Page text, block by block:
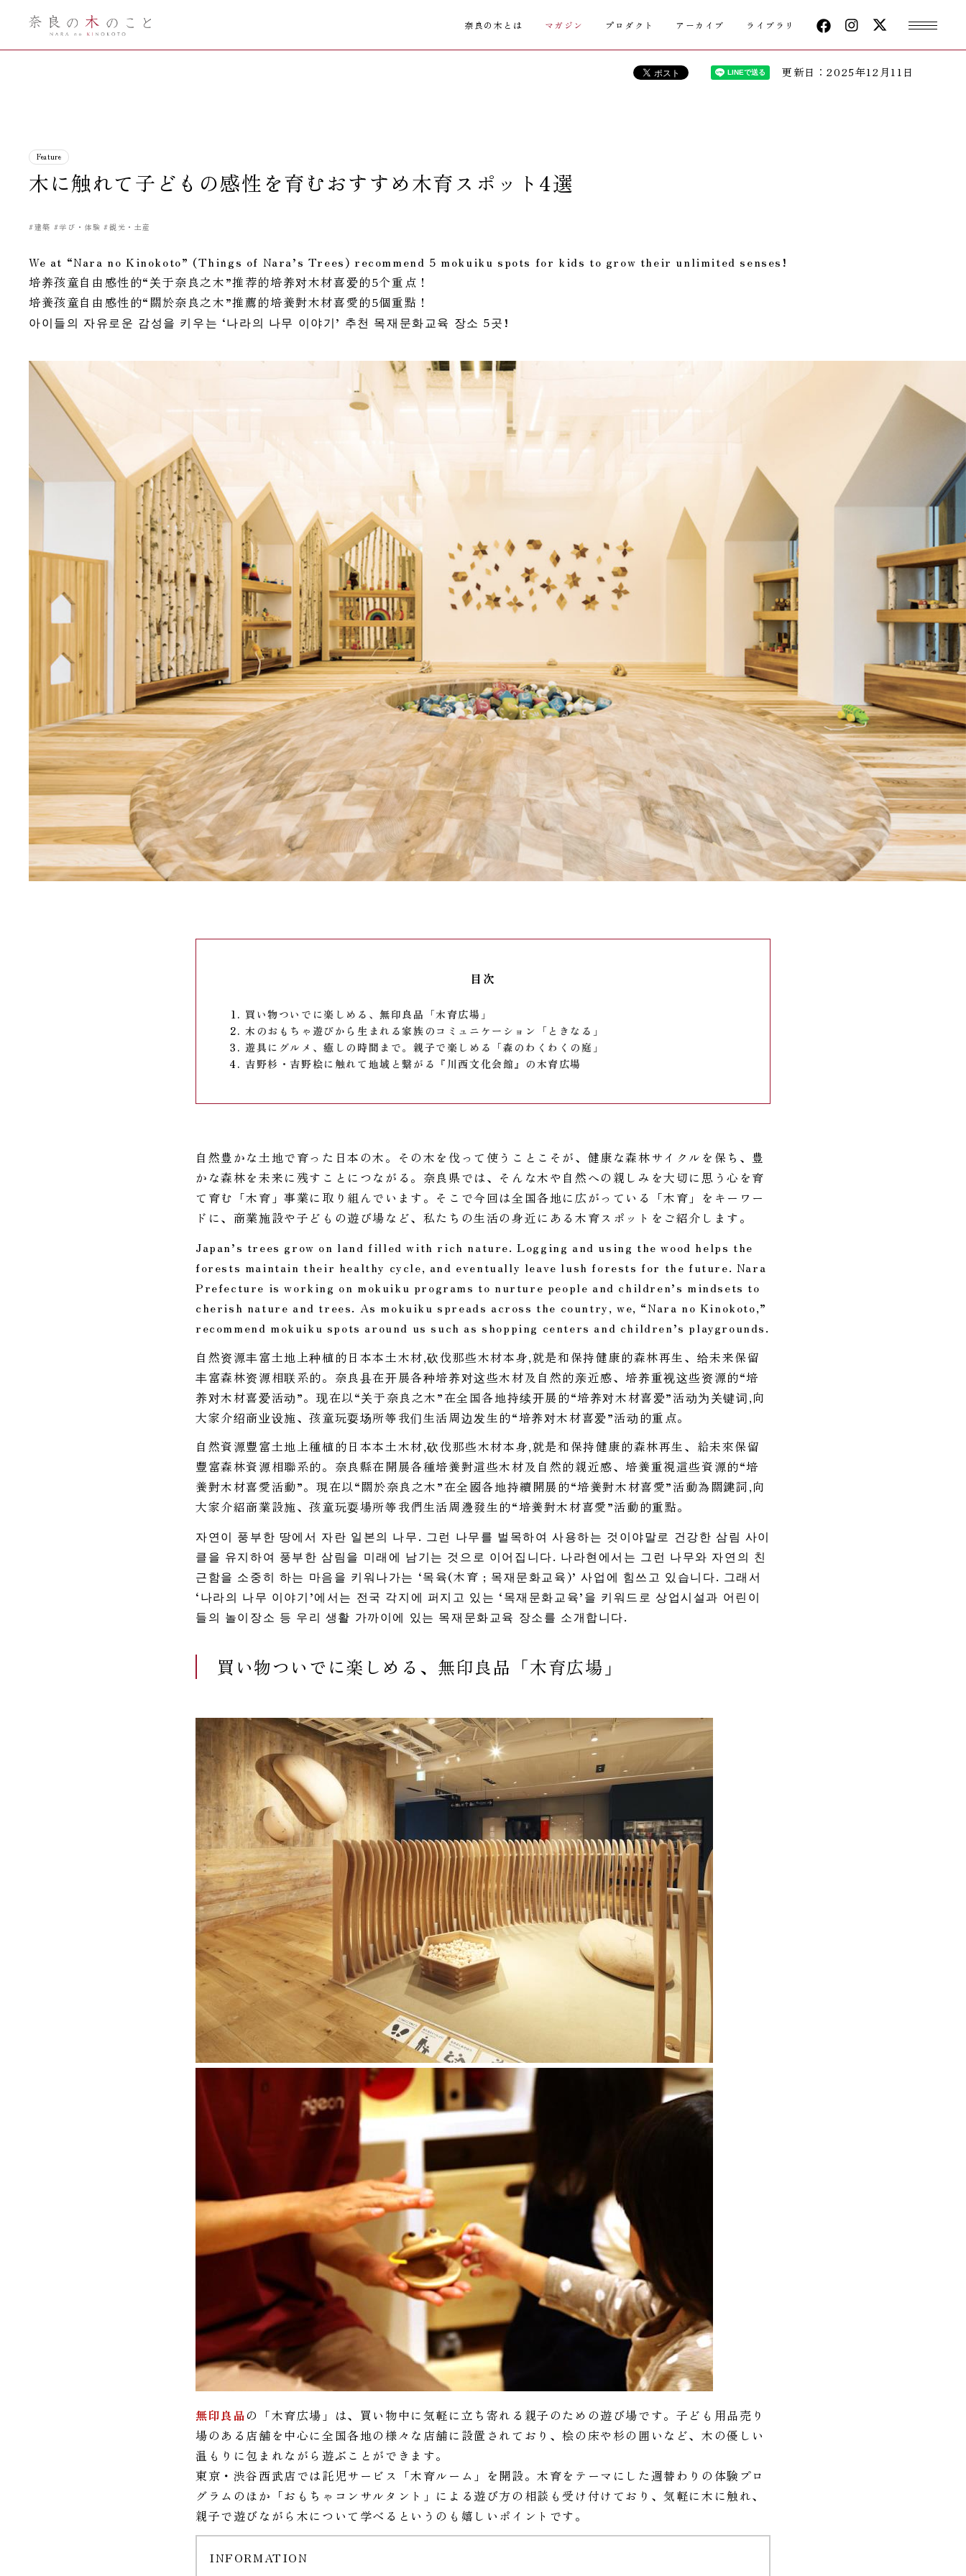
奈良の木のこ
奈良の木とは マガジン プロダクト アーカイブ ライブラリ
更新日：2025年12月11日
Feature
木に触れて子どもの感性を育むおすすめ木育スポット4選
#建築 #学び・体験 #観光・土産
We at “Nara no Kinokoto” (Things of Nara’s Trees) recommend 5 mokuiku spots for kids to grow their unlimited senses!
培养孩童自由感性的“关于奈良之木”推荐的培养对木材喜爱的5个重点！
培養孩童自由感性的“關於奈良之木”推薦的培養對木材喜愛的5個重點！
아이들의 자유로운 감성을 키우는 ‘나라의 나무 이야기’ 추천 목재문화교육 장소 5곳!
目次
買い物ついでに楽しめる、無印良品「木育広場」
木のおもちゃ遊びから生まれる家族のコミュニケーション「ときなる」
遊具にグルメ、癒しの時間まで。親子で楽しめる「森のわくわくの庭」
吉野杉・吉野桧に触れて地域と繋がる『川西文化会館』の木育広場
自然豊かな土地で育った日本の木。その木を伐って使うことこそが、健康な森林サイクルを保ち、豊
かな森林を未来に残すことにつながる。奈良県では、そんな木や自然への親しみを大切に思う心を育
て育む「木育」事業に取り組んでいます。そこで今回は全国各地に広がっている「木育」をキーワー
ドに、商業施設や子どもの遊び場など、私たちの生活の身近にある木育スポットをご紹介します。
Japan’s trees grow on land filled with rich nature. Logging and using the wood helps the
forests maintain their healthy cycle, and eventually leave lush forests for the future. Nara
Prefecture is working on mokuiku programs to nurture people and children’s mindsets to
cherish nature and trees. As mokuiku spreads across the country, we, “Nara no Kinokoto,”
recommend mokuiku spots around us such as shopping centers and children’s playgrounds.
自然资源丰富土地上种植的日本本土木材,砍伐那些木材本身,就是和保持健康的森林再生、给未来保留
丰富森林资源相联系的。奈良县在开展各种培养对这些木材及自然的亲近感、培养重视这些资源的“培
养对木材喜爱活动”。现在以“关于奈良之木”在全国各地持续开展的“培养对木材喜爱”活动为关键词,向
大家介绍商业设施、孩童玩耍场所等我们生活周边发生的“培养对木材喜爱”活动的重点。
自然資源豐富土地上種植的日本本土木材,砍伐那些木材本身,就是和保持健康的森林再生、給未來保留
豐富森林資源相聯系的。奈良縣在開展各種培養對這些木材及自然的親近感、培養重視這些資源的“培
養對木材喜愛活動”。現在以“關於奈良之木”在全國各地持續開展的“培養對木材喜愛”活動為關鍵詞,向
大家介紹商業設施、孩童玩耍場所等我們生活周邊發生的“培養對木材喜愛”活動的重點。
자연이 풍부한 땅에서 자란 일본의 나무. 그런 나무를 벌목하여 사용하는 것이야말로 건강한 삼림 사이
클을 유지하여 풍부한 삼림을 미래에 남기는 것으로 이어집니다. 나라현에서는 그런 나무와 자연의 친
근함을 소중히 하는 마음을 키워나가는 ‘목육(木育 ; 목재문화교육)’ 사업에 힘쓰고 있습니다. 그래서
‘나라의 나무 이야기’에서는 전국 각지에 퍼지고 있는 ‘목재문화교육’을 키워드로 상업시설과 어린이
들의 놀이장소 등 우리 생활 가까이에 있는 목재문화교육 장소를 소개합니다.
買い物ついでに楽しめる、無印良品「木育広場」
無印良品の「木育広場」は、買い物中に気軽に立ち寄れる親子のための遊び場です。子ども用品売り
場のある店舗を中心に全国各地の様々な店舗に設置されており、桧の床や杉の囲いなど、木の優しい
温もりに包まれながら遊ぶことができます。
東京・渋谷西武店では託児サービス「木育ルーム」を開設。木育をテーマにした週替わりの体験プロ
グラムのほか「おもちゃコンサルタント」による遊び方の相談も受け付けており、気軽に木に触れ、
親子で遊びながら木について学べるというのも嬉しいポイントです。
INFORMATION